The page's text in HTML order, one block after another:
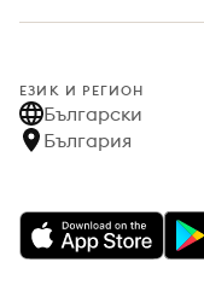
ЕЗИК И РЕГИОН
Български
България